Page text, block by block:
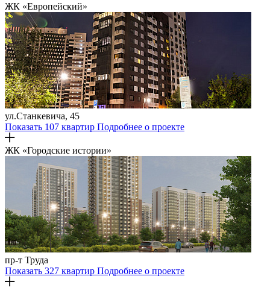
ЖК «Европейский»
ул.Станкевича, 45
Показать 107 квартир Подробнее о проекте
ЖК «Городские истории»
пр-т Труда
Показать 327 квартир Подробнее о проекте